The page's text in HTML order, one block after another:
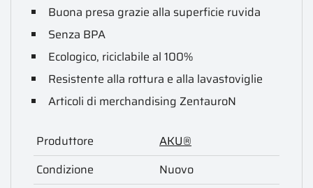
Buona presa grazie alla superficie ruvida
Senza BPA
Ecologico, riciclabile al 100%
Resistente alla rottura e alla lavastoviglie
Articoli di merchandising ZentauroN
Produttore
AKU®
Condizione
Nuovo